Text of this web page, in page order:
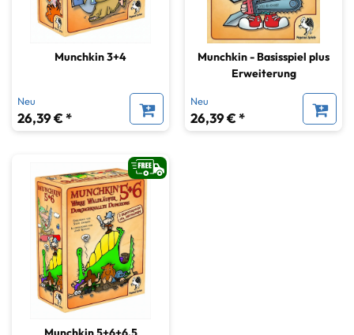
Munchkin 3+4
Neu
26,39 € *
Munchkin - Basisspiel plus
Erweiterung
Neu
26,39 € *